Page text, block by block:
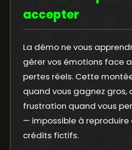
accepter
La démo ne vous
gérer vos émotions face
pertes réels. Cette
quand vous gagnez gros,
frustration quand vous
— impossible à reproduire
crédits fictifs.